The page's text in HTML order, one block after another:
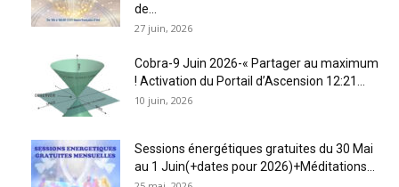
de...
27 juin, 2026
Cobra-9 Juin 2026-« Partager au maximum
! Activation du Portail d’Ascension 12:21...
10 juin, 2026
Sessions énergétiques gratuites du 30 Mai
au 1 Juin(+dates pour 2026)+Méditations...